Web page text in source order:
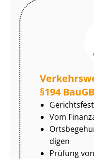
§194 BauGB
Gerichtsfest
Vom
di­gen
Prüfung